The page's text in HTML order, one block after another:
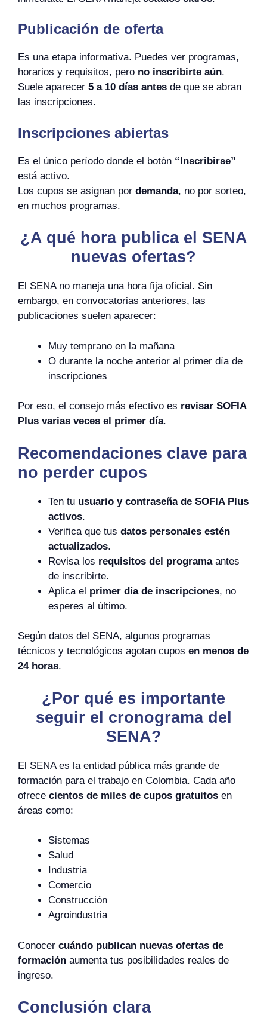
Publicación de oferta
Es una etapa informativa. Puedes ver programas,
horarios y requisitos, pero no inscribirte aún.
Suele aparecer 5 a 10 días antes de que se abran
las inscripciones.
Inscripciones abiertas
Es el único período donde el botón “Inscribirse”
está activo.
Los cupos se asignan por demanda, no por sorteo,
en muchos programas.
¿A qué hora publica el SENA
nuevas ofertas?
El SENA no maneja una hora fija oficial. Sin
embargo, en convocatorias anteriores, las
publicaciones suelen aparecer:
Muy temprano en la mañana
O durante la noche anterior al primer día de
inscripciones
Por eso, el consejo más efectivo es revisar SOFIA
Plus varias veces el primer día.
Recomendaciones clave para
no perder cupos
Ten tu usuario y contraseña de SOFIA Plus
activos.
Verifica que tus datos personales estén
actualizados.
Revisa los requisitos del programaantes
de inscribirte.
Aplica el primer día de inscripciones, no
esperes al último.
Según datos del SENA, algunos programas
técnicos y tecnológicos agotan cupos en menos de
24 horas.
¿Por qué es importante
seguir el cronograma del
SENA?
El SENA es la entidad pública más grande de
formación para el trabajo en Colombia. Cada año
ofrece cientos de miles de cupos gratuitos en
áreas como:
Sistemas
Salud
Industria
Comercio
Construcción
Agroindustria
Conocer cuándo publican nuevas ofertas de
formación aumenta tus posibilidades reales de
ingreso.
Conclusión clara